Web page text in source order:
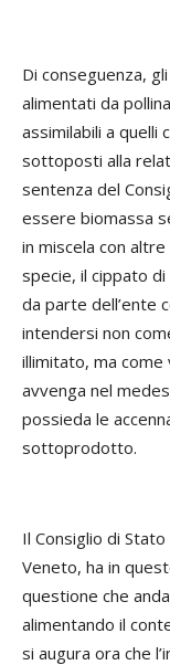
Di conseguenza,
alimentati da
assimilabili a
sottoposti alla
sentenza del
essere biomassa
in miscela con
specie, il cippato
da parte dell’ente
intendersi non
illimitato, ma come
avvenga nel
possieda le
sottoprodotto.
Il Consiglio di
Veneto, ha in
questione che
alimentando il
si augura ora che